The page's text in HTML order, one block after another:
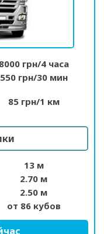
8000 грн/4 часа
550 грн/30 мин
85 грн/1 км
13 м
2.70 м
2.50 м
от 86 кубов